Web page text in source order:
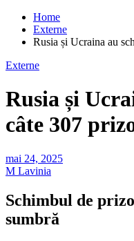
Home
Externe
Rusia și Ucraina au
Externe
Rusia și
câte 307
mai 24, 2025
M Lavinia
Schimbul de
sumbră